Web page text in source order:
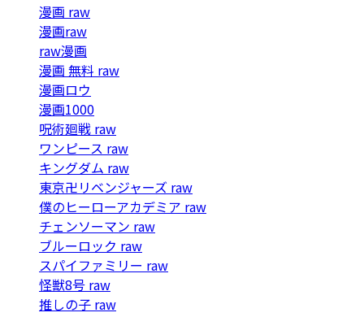
漫画 raw
漫画raw
raw漫画
漫画 無料 raw
漫画ロウ
漫画1000
呪術廻戦 raw
ワンピース raw
キングダム raw
東京卍リベンジャーズ raw
僕のヒーローアカデミア raw
チェンソーマン raw
ブルーロック raw
スパイファミリー raw
怪獣8号 raw
推しの子 raw